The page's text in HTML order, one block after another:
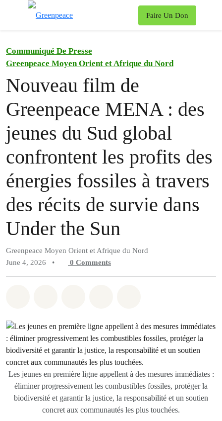
Faire Un Don
Communiqué De Presse
Greenpeace Moyen Orient et Afrique du Nord
Nouveau film de
Greenpeace MENA : des
jeunes du Sud global
confrontent les profits des
énergies fossiles à travers
des récits de survie dans
Under the Sun
Greenpeace Moyen Orient et Afrique du Nord
June 4, 2026
• 0 Comments
Les jeunes en première ligne appellent à des mesures immédiates :
éliminer progressivement les combustibles fossiles, protéger la
biodiversité et garantir la justice, la responsabilité et un soutien
concret aux communautés les plus touchées.